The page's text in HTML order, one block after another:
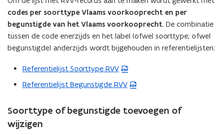
n
s
t
e
codes per soorttype Vlaams voorkooprecht en per
begunstigde van het Vlaams voorkooprecht. De combinatie
tussen de code enerzijds en het label (ofwel soorttype; ofwel
begunstigde) anderzijds wordt bijgehouden in referentielijsten:
Referentielijst Soorttype RVV
(
P
b
e
Referentielijst Begunstigde RVV
(
D
F
Soorttype of begunstigde toevoegen of
wijzigen